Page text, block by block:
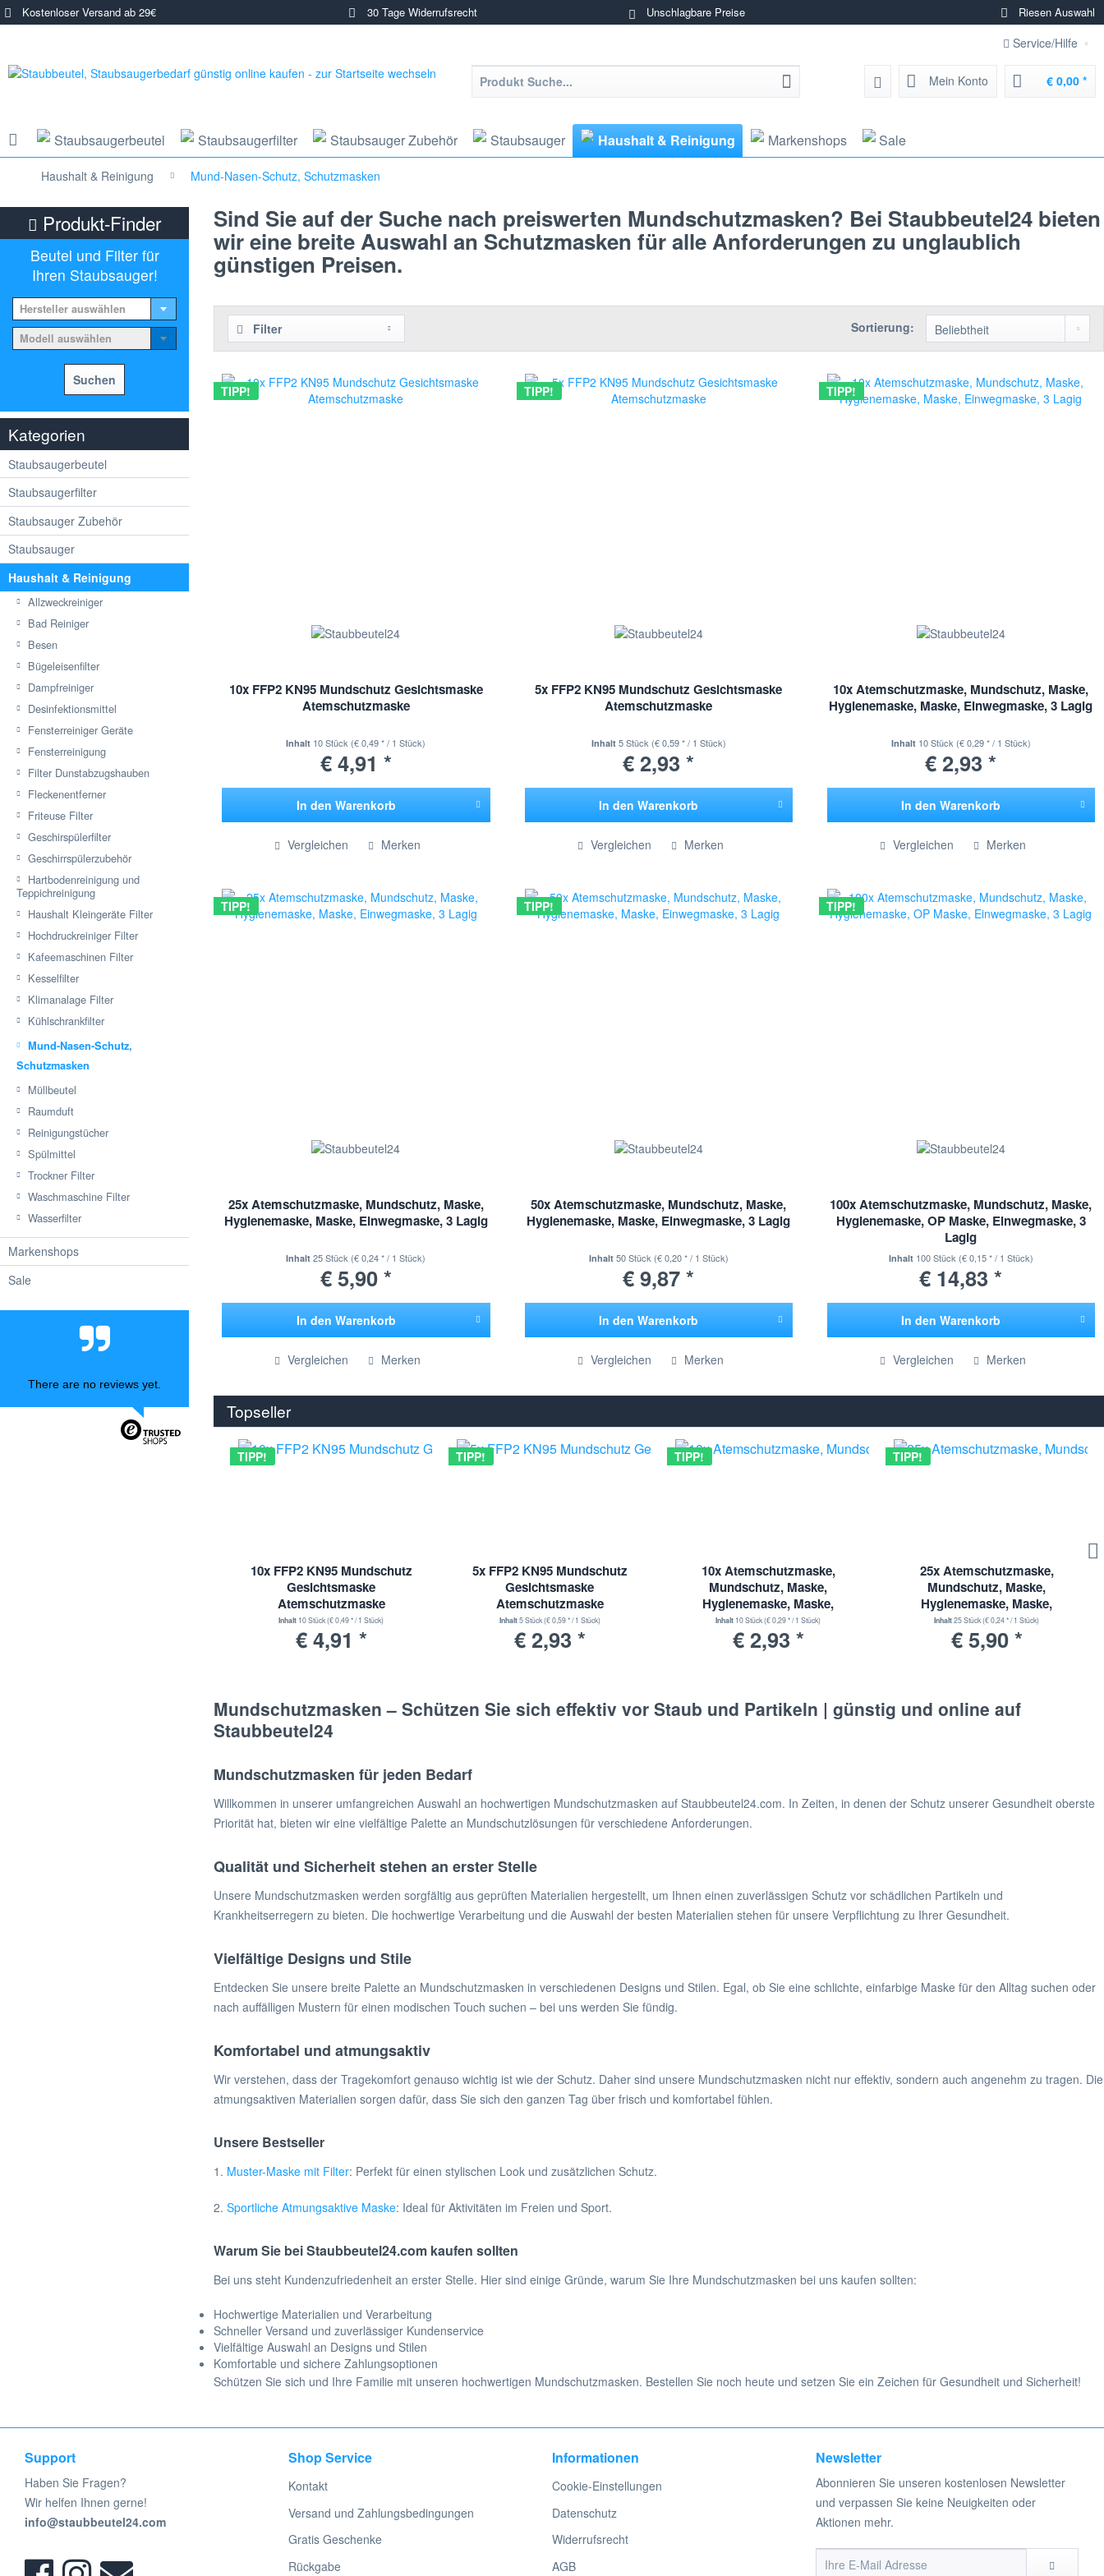
Kostenloser Versand ab 29€ 30 Tage Widerrufsrecht Unschlagbare Preise Riesen Auswahl
Service/Hilfe
Mein Konto € 0,00 *
Staubsaugerbeutel Staubsaugerfilter Staubsauger Zubehör Staubsauger Haushalt & Reinigung Markenshops Sale
Haushalt & Reinigung Mund-Nasen-Schutz, Schutzmasken
Produkt-Finder
Beutel und Filter für
Ihren Staubsauger!
Hersteller auswählen
Modell auswählen
Suchen
Kategorien
Staubsaugerbeutel
Staubsaugerfilter
Staubsauger Zubehör
Staubsauger
Haushalt & Reinigung
Allzweckreiniger
Bad Reiniger
Besen
Bügeleisenfilter
Dampfreiniger
Desinfektionsmittel
Fensterreiniger Geräte
Fensterreinigung
Filter Dunstabzugshauben
Fleckenentferner
Friteuse Filter
Geschirspülerfilter
Geschirrspülerzubehör
Hartbodenreinigung und
Teppichreinigung
Haushalt Kleingeräte Filter
Hochdruckreiniger Filter
Kafeemaschinen Filter
Kesselfilter
Klimanalage Filter
Kühlschrankfilter
Mund-Nasen-Schutz,
Schutzmasken
Müllbeutel
Raumduft
Reinigungstücher
Spülmittel
Trockner Filter
Waschmaschine Filter
Wasserfilter
Markenshops
Sale
There are no reviews yet.
Sind Sie auf der Suche nach preiswerten Mundschutzmasken? Bei Staubbeutel24 bieten
wir eine breite Auswahl an Schutzmasken für alle Anforderungen zu unglaublich
günstigen Preisen.
Filter Sortierung:
TIPP!
10x FFP2 KN95 Mundschutz Gesichtsmaske
Atemschutzmaske
Inhalt 10 Stück (€ 0,49 * / 1 Stück)
€ 4,91 *
In den Warenkorb
Vergleichen Merken
TIPP!
5x FFP2 KN95 Mundschutz Gesichtsmaske
Atemschutzmaske
Inhalt 5 Stück (€ 0,59 * / 1 Stück)
€ 2,93 *
In den Warenkorb
Vergleichen Merken
TIPP!
10x Atemschutzmaske, Mundschutz, Maske,
Hygienemaske, Maske, Einwegmaske, 3 Lagig
Inhalt 10 Stück (€ 0,29 * / 1 Stück)
€ 2,93 *
In den Warenkorb
Vergleichen Merken
TIPP!
25x Atemschutzmaske, Mundschutz, Maske,
Hygienemaske, Maske, Einwegmaske, 3 Lagig
Inhalt25 Stück (€ 0,24 * / 1 Stück)
€ 5,90 *
In den Warenkorb
Vergleichen Merken
TIPP!
50x Atemschutzmaske, Mundschutz, Maske,
Hygienemaske, Maske, Einwegmaske, 3 Lagig
Inhalt 50 Stück (€ 0,20 * / 1 Stück)
€ 9,87 *
In den Warenkorb
Vergleichen Merken
TIPP!
100x Atemschutzmaske, Mundschutz, Maske,
Hygienemaske, OP Maske, Einwegmaske, 3
Lagig
Inhalt 100 Stück (€ 0,15 * / 1 Stück)
€ 14,83 *
In den Warenkorb
Vergleichen Merken
Topseller
TIPP!
10x FFP2 KN95 Mundschutz
Gesichtsmaske
Atemschutzmaske
Inhalt 10 Stück(€ 0,49 * / 1 Stück)
€ 4,91 *
TIPP!
5x FFP2 KN95 Mundschutz
Gesichtsmaske
Atemschutzmaske
Inhalt5 Stück(€ 0,59 * / 1 Stück)
€ 2,93 *
TIPP!
10x Atemschutzmaske,
Mundschutz, Maske,
Hygienemaske, Maske,
Einwegmaske, 3 Lagig
Inhalt 10 Stück(€ 0,29 * / 1 Stück)
€ 2,93 *
TIPP!
25x Atemschutzmaske,
Mundschutz, Maske,
Hygienemaske, Maske,
Einwegmaske, 3 Lagig
Inhalt25 Stück(€ 0,24 * / 1 Stück)
€ 5,90 *
Mundschutzmasken – Schützen Sie sich effektiv vor Staub und Partikeln | günstig und online auf
Staubbeutel24
Mundschutzmasken für jeden Bedarf
Willkommen in unserer umfangreichen Auswahl an hochwertigen Mundschutzmasken auf Staubbeutel24.com. In Zeiten, in denen der Schutz unserer Gesundheit oberste
Priorität hat, bieten wir eine vielfältige Palette an Mundschutzlösungen für verschiedene Anforderungen.
Qualität und Sicherheit stehen an erster Stelle
Unsere Mundschutzmasken werden sorgfältig aus geprüften Materialien hergestellt, um Ihnen einen zuverlässigen Schutz vor schädlichen Partikeln und
Krankheitserregern zu bieten. Die hochwertige Verarbeitung und die Auswahl der besten Materialien stehen für unsere Verpflichtung zu Ihrer Gesundheit.
Vielfältige Designs und Stile
Entdecken Sie unsere breite Palette an Mundschutzmasken in verschiedenen Designs und Stilen. Egal, ob Sie eine schlichte, einfarbige Maske für den Alltag suchen oder
nach auffälligen Mustern für einen modischen Touch suchen – bei uns werden Sie fündig.
Komfortabel und atmungsaktiv
Wir verstehen, dass der Tragekomfort genauso wichtig ist wie der Schutz. Daher sind unsere Mundschutzmasken nicht nur effektiv, sondern auch angenehm zu tragen. Die
atmungsaktiven Materialien sorgen dafür, dass Sie sich den ganzen Tag über frisch und komfortabel fühlen.
Unsere Bestseller
1. Muster-Maske mit Filter: Perfekt für einen stylischen Look und zusätzlichen Schutz.
2. Sportliche Atmungsaktive Maske: Ideal für Aktivitäten im Freien und Sport.
Warum Sie bei Staubbeutel24.com kaufen sollten
Bei uns steht Kundenzufriedenheit an erster Stelle. Hier sind einige Gründe, warum Sie Ihre Mundschutzmasken bei uns kaufen sollten:
Hochwertige Materialien und Verarbeitung
Schneller Versand und zuverlässiger Kundenservice
Vielfältige Auswahl an Designs und Stilen
Komfortable und sichere Zahlungsoptionen
Schützen Sie sich und Ihre Familie mit unseren hochwertigen Mundschutzmasken. Bestellen Sie noch heute und setzen Sie ein Zeichen für Gesundheit und Sicherheit!
Support
Haben Sie Fragen?
Wir helfen Ihnen gerne!
info@staubbeutel24.com
Shop Service
Kontakt
Versand und Zahlungsbedingungen
Gratis Geschenke
Rückgabe
Informationen
Cookie-Einstellungen
Datenschutz
Widerrufsrecht
AGB
Newsletter
Abonnieren Sie unseren kostenlosen Newsletter
und verpassen Sie keine Neuigkeiten oder
Aktionen mehr.